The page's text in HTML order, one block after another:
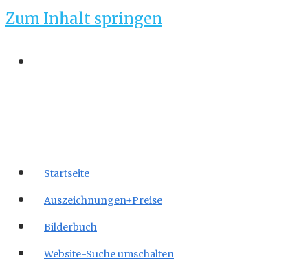
Zum Inhalt springen
Startseite
Auszeichnungen+Preise
Bilderbuch
Website-Suche umschalten